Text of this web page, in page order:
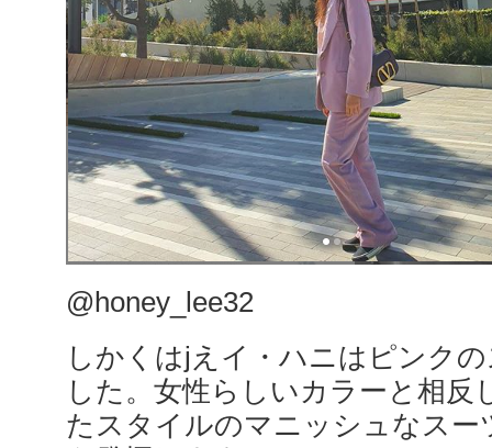
@honey_lee32
しかくはjえイ・ハニはピンク
した。女性らしいカラーと相反
たスタイルのマニッシュなスー